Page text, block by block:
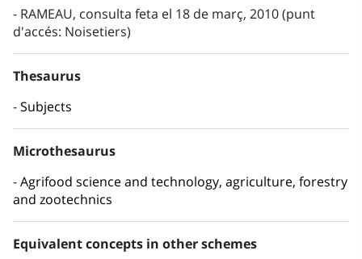
RAMEAU, consulta feta el 18 de març, 2010 (punt
d'accés: Noisetiers)
Thesaurus
Subjects
Microthesaurus
Agrifood science and technology, agriculture, forestry
and zootechnics
Equivalent concepts in other schemes